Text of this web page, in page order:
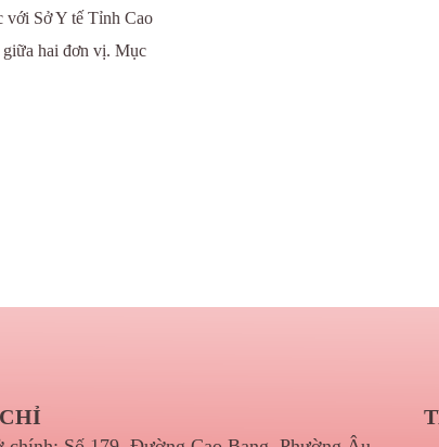
với Sở Y tế Tỉnh Cao
giữa hai đơn vị. Mục